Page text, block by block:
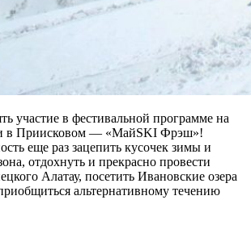
участие в фестивальной программе на
в Приисковом — «МайSKI Фрэш»!
еще раз зацепить кусочек зимы и
отдохнуть и прекрасно провести
Алатау, посетить Ивановские озера
альтернативному течению